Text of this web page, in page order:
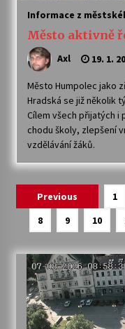
Informace z
Město aktivně
Axl 19. 1.
Město Humpolec jako
Hradská se již několik
Cílem všech přijatých
chodu školy, zlepšení
vzdělávání žáků.
Navigace
pro
příspěvky
Previous 1
8
9 10